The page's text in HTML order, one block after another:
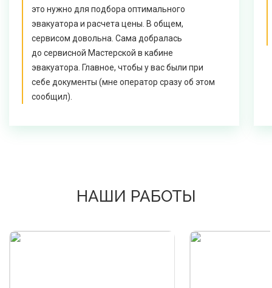
это нужно для подбора оптимального
эвакуатора и расчета цены. В общем,
сервисом довольна. Сама добралась
до сервисной Мастерской в кабине
эвакуатора. Главное, чтобы у вас были при
себе документы (мне оператор сразу об этом
сообщил).
НАШИ РАБОТЫ